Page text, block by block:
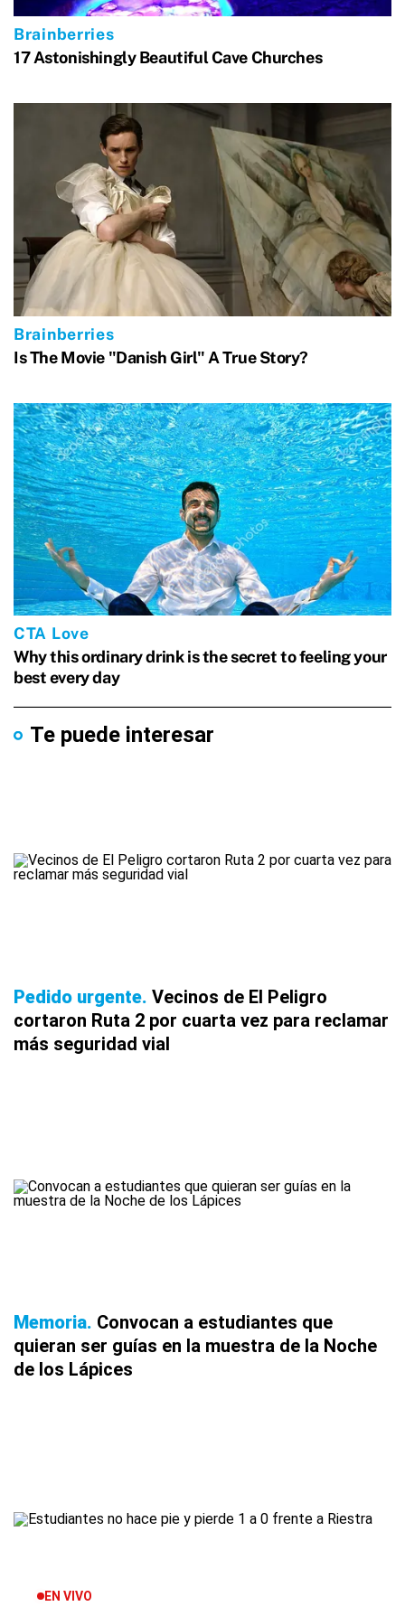
Te puede interesar
Pedido urgente Vecinos de El Peligro
cortaron Ruta 2 por cuarta vez para reclamar
más seguridad vial
Memoria Convocan a estudiantes que
quieran ser guías en la muestra de la Noche
de los Lápices
EN VIVO